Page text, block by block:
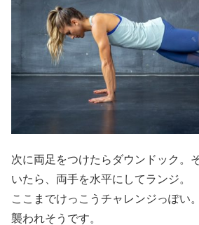
次に両足をつけたらダウンドック。
いたら、両手を水平にしてランジ。
ここまでけっこうチャレンジっぽい
襲われそうです。